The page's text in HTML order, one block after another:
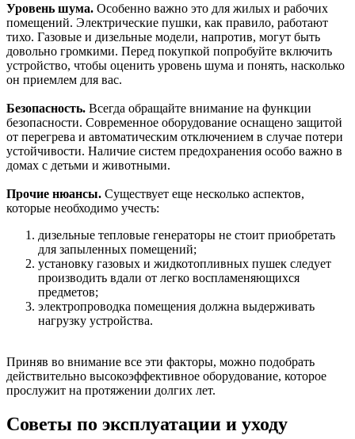
Уровень шума. Особенно важно это для жилых и рабочих
помещений. Электрические пушки, как правило, работают
тихо. Газовые и дизельные модели, напротив, могут быть
довольно громкими. Перед покупкой попробуйте включить
устройство, чтобы оценить уровень шума и понять, насколько
он приемлем для вас.
Безопасность. Всегда обращайте внимание на функции
безопасности. Современное оборудование оснащено защитой
от перегрева и автоматическим отключением в случае потери
устойчивости. Наличие систем предохранения особо важно в
домах с детьми и животными.
Прочие нюансы. Существует еще несколько аспектов,
которые необходимо учесть:
дизельные тепловые генераторы не стоит приобретать
для запыленных помещений;
установку газовых и жидкотопливных пушек следует
производить вдали от легко воспламеняющихся
предметов;
электропроводка помещения должна выдерживать
нагрузку устройства.
Приняв во внимание все эти факторы, можно подобрать
действительно высокоэффективное оборудование, которое
прослужит на протяжении долгих лет.
Советы по эксплуатации и уходу